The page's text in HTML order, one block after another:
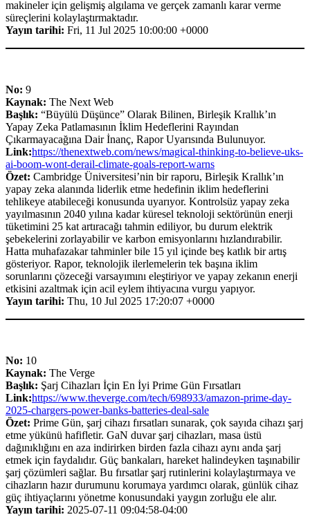
makineler için gelişmiş algılama ve gerçek zamanlı karar verme
süreçlerini kolaylaştırmaktadır.
Yayın tarihi: Fri, 11 Jul 2025 10:00:00 +0000
No: 9
Kaynak: The Next Web
Başlık: “Büyülü Düşünce” Olarak Bilinen, Birleşik Krallık’ın
Yapay Zeka Patlamasının İklim Hedeflerini Rayından
Çıkarmayacağına Dair İnanç, Rapor Uyarısında Bulunuyor.
Link:https://thenextweb.com/news/magical-thinking-to-believe-uks-
ai-boom-wont-derail-climate-goals-report-warns
Özet: Cambridge Üniversitesi’nin bir raporu, Birleşik Krallık’ın
yapay zeka alanında liderlik etme hedefinin iklim hedeflerini
tehlikeye atabileceği konusunda uyarıyor. Kontrolsüz yapay zeka
yayılmasının 2040 yılına kadar küresel teknoloji sektörünün enerji
tüketimini 25 kat artıracağı tahmin ediliyor, bu durum elektrik
şebekelerini zorlayabilir ve karbon emisyonlarını hızlandırabilir.
Hatta muhafazakar tahminler bile 15 yıl içinde beş katlık bir artış
gösteriyor. Rapor, teknolojik ilerlemelerin tek başına iklim
sorunlarını çözeceği varsayımını eleştiriyor ve yapay zekanın enerji
etkisini azaltmak için acil eylem ihtiyacına vurgu yapıyor.
Yayın tarihi: Thu, 10 Jul 2025 17:20:07 +0000
No: 10
Kaynak: The Verge
Başlık: Şarj Cihazları İçin En İyi Prime Gün Fırsatları
Link:https://www.theverge.com/tech/698933/amazon-prime-day-
2025-chargers-power-banks-batteries-deal-sale
Özet: Prime Gün, şarj cihazı fırsatları sunarak, çok sayıda cihazı şarj
etme yükünü hafifletir. GaN duvar şarj cihazları, masa üstü
dağınıklığını en aza indirirken birden fazla cihazı aynı anda şarj
etmek için faydalıdır. Güç bankaları, hareket halindeyken taşınabilir
şarj çözümleri sağlar. Bu fırsatlar şarj rutinlerini kolaylaştırmaya ve
cihazların hazır durumunu korumaya yardımcı olarak, günlük cihaz
güç ihtiyaçlarını yönetme konusundaki yaygın zorluğu ele alır.
Yayın tarihi: 2025-07-11 09:04:58-04:00